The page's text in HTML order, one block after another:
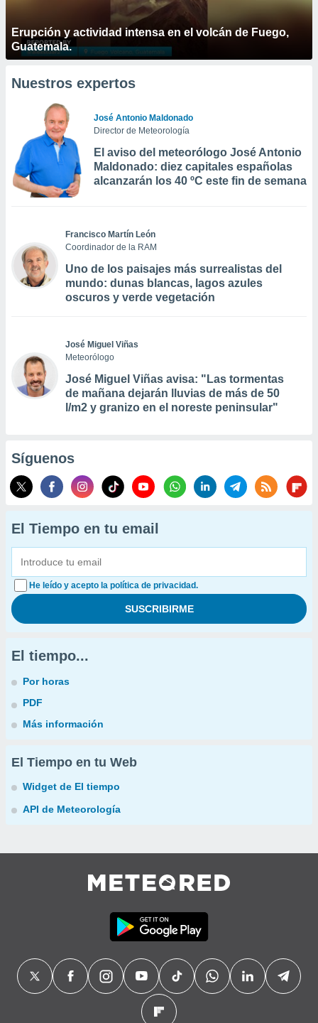
Erupción y actividad intensa en el volcán de Fuego,
Guatemala.
Nuestros expertos
José Antonio Maldonado
Director de Meteorología
El aviso del meteorólogo José Antonio
Maldonado: diez capitales españolas
alcanzarán los 40 ºC este fin de semana
Francisco Martín León
Coordinador de la RAM
Uno de los paisajes más surrealistas del
mundo: dunas blancas, lagos azules
oscuros y verde vegetación
José Miguel Viñas
Meteorólogo
José Miguel Viñas avisa: "Las tormentas
de mañana dejarán lluvias de más de 50
l/m2 y granizo en el noreste peninsular"
Síguenos
El Tiempo en tu email
He leído y acepto la política de privacidad.
El tiempo...
Por horas
PDF
Más información
El Tiempo en tu Web
Widget de El tiempo
API de Meteorología